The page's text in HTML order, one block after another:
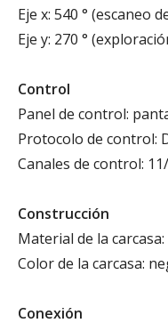
Eje x: 540 ° (escaneo
Eje y: 270 °
Control
Panel de control:
Protocolo de control:
Canales de control:
Construcción
Material de la
Color de la carcasa:
Conexión